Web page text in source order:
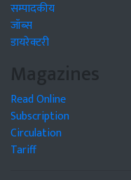
सम्पादकीय
जॉब्स
डायरेक्टरी
Magazines
Read Online
Subscription
Circulation
Tariff